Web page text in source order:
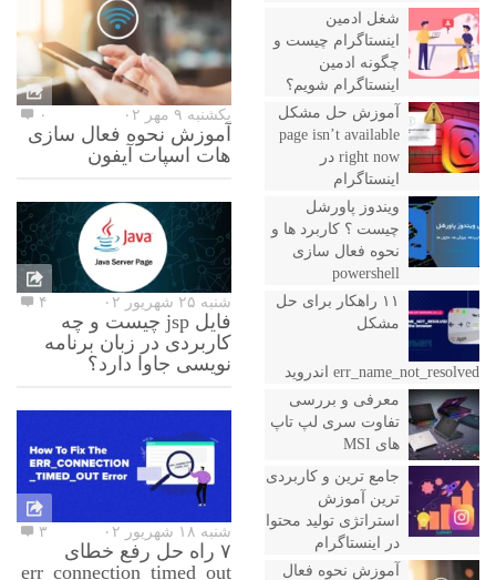
شغل ادمین
اینستاگرام چیست و
چگونه ادمین
اینستاگرام شویم؟
آموزش حل مشکل
page isn’t available
right now در
اینستاگرام
ویندوز پاورشل
چیست ؟ کاربرد ها و
نحوه فعال سازی
powershell
۱۱ راهکار برای حل
مشکل
err_name_not_resolved اندروید
معرفی و بررسی
تفاوت سری لپ تاپ
های MSI
جامع ترین و کاربردی
ترین آموزش
استراتژی تولید محتوا
در اینستاگرام
آموزش نحوه فعال
یکشنبه ۹ مهر ۰۲ ۰
آموزش نحوه فعال سازی
هات اسپات آیفون
شنبه ۲۵ شهریور ۰۲ ۴
فایل jsp چیست و چه
کاربردی در زبان برنامه
نویسی جاوا دارد؟
شنبه ۱۸ شهریور ۰۲ ۳
۷ راه حل رفع خطای
err_connection_timed_out